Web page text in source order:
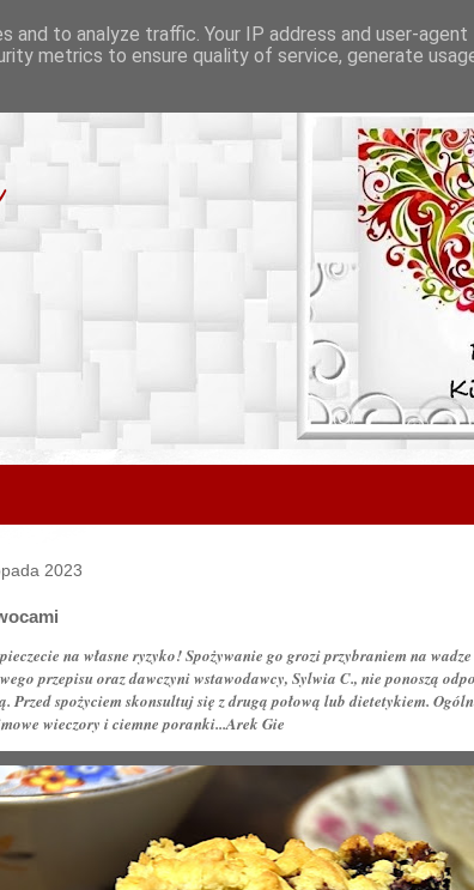
2023
na własne ryzyko! Spożywanie go grozi przybraniem na
przepisu oraz dawczyni wstawodawcy, Sylwia C., nie ponoszą
Przed spożyciem skonsultuj się z drugą połową lub dietetykiem.
wieczory i ciemne poranki...Arek Gie
to analyze traffic. Your IP address and user-agent
metrics to ensure quality of service, generate